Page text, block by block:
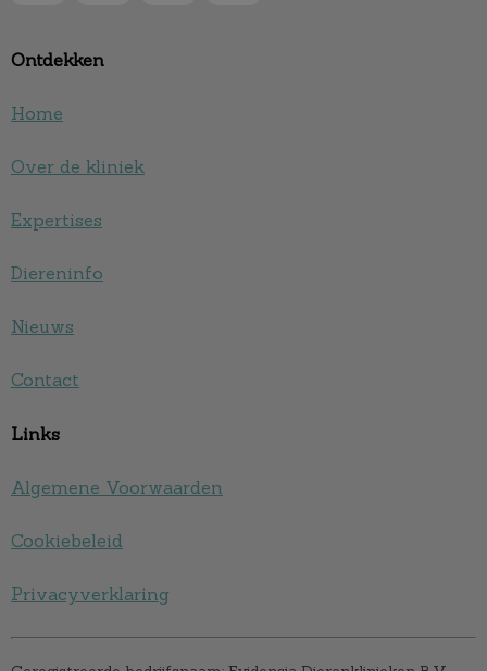
Ontdekken
Home
Over de kliniek
Expertises
Diereninfo
Nieuws
Contact
Links
Algemene Voorwaarden
Cookiebeleid
Privacyverklaring